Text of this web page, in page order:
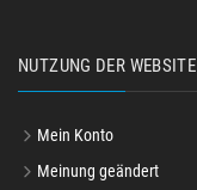
NUTZUNG DER WEBSITE
Mein Konto
Meinung geändert